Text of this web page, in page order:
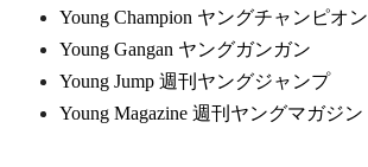
Young Champion ヤングチャンピオン
Young Gangan ヤングガンガン
Young Jump 週刊ヤングジャンプ
Young Magazine 週刊ヤングマガジン